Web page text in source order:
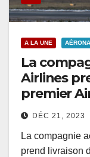
A LA UNE
La
Airlines
premier
DÉC 21, 2023
La compagnie
prend livraison